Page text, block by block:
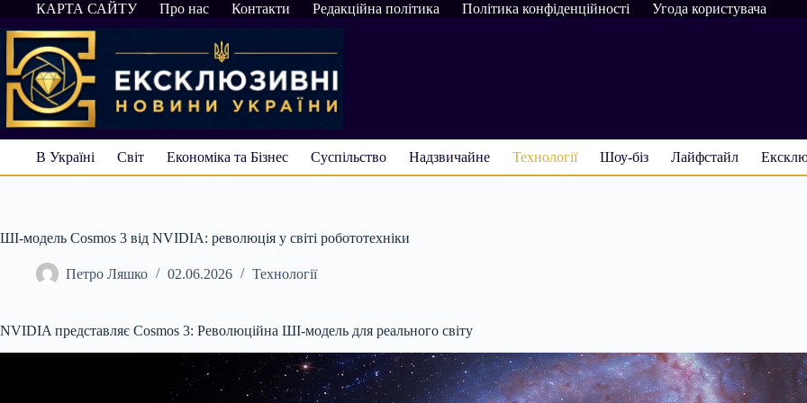
Перейти
до
вмісту
КАРТА САЙТУ Про нас Контакти Редакційна політика Політика конфіденційності Угода користувача
В Україні Світ Економіка та Бізнес Суспільство Надзвичайне Технології Шоу-біз Лайфстайл
ШІ-модель Cosmos 3 від NVIDIA: революція у світі робототехніки
Петро Ляшко 02.06.2026 Технології
NVIDIA представляє Cosmos 3: Революційна ШІ-модель для реального світу